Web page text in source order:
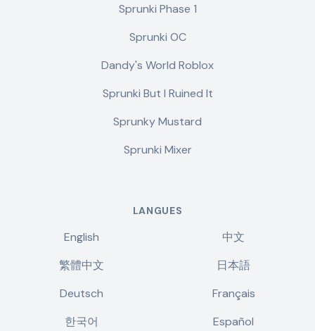
Sprunki Phase 1
Sprunki OC
Dandy's World Roblox
Sprunki But I Ruined It
Sprunky Mustard
Sprunki Mixer
LANGUES
English
中文
繁體中文
日本語
Deutsch
Français
한국어
Español